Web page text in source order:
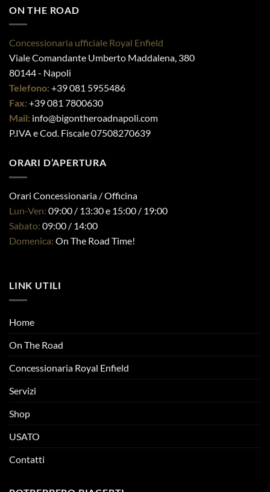
ON THE ROAD
Concessionaria ufficiale Royal Enfield
Viale Comandante Umberto Maddalena, 380
80144 - Napoli
Telefono: +39 081 5955486
Fax: +39 081 7800630
Mail: info@bigontheroadnapoli.com
P.IVA e Cod. Fiscale 07508270639
ORARI D’APERTURA
Orari Concessionaria / Officina
Lun-Ven: 09:00 / 13:30 e 15:00 / 19:00
Sabato: 09:00 / 14:00
Domenica: On The Road Time!
LINK UTILI
Home
On The Road
Concessionaria Royal Enfield
Servizi
Shop
USATO
Contatti